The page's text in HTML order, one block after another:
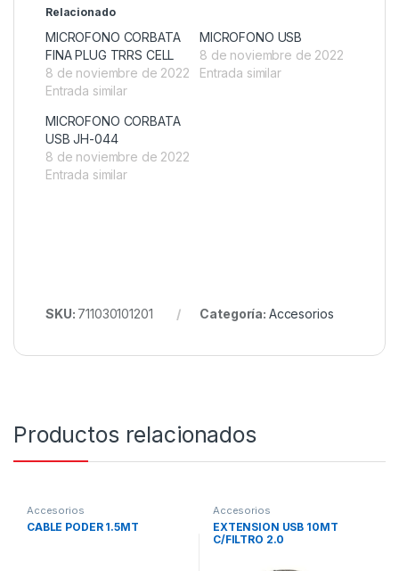
Relacionado
MICROFONO CORBATA
FINA PLUG TRRS CELL
8 de noviembre de 2022
Entrada similar
MICROFONO USB
8 de noviembre de 2022
Entrada similar
MICROFONO CORBATA
USB JH-044
8 de noviembre de 2022
Entrada similar
SKU: 711030101201 Categoría: Accesorios
Productos relacionados
Accesorios
CABLE PODER 1.5MT
Accesorios
EXTENSION USB 10MT
C/FILTRO 2.0